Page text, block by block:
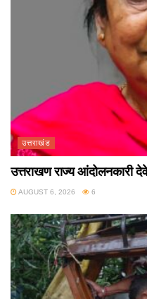
उत्तराखंड
उत्तराखण राज्य आंदोलनकारी
AUGUST 6, 2026 6